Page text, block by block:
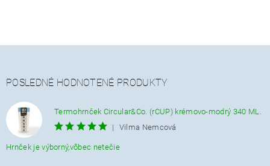
POSLEDNÉ HODNOTENÉ PRODUKTY
Termohrnček Circular&Co. (rCUP) krémovo-modrý 340 ML.
|
Vilma Nemcová
Hrnček je výborný,vôbec netečie